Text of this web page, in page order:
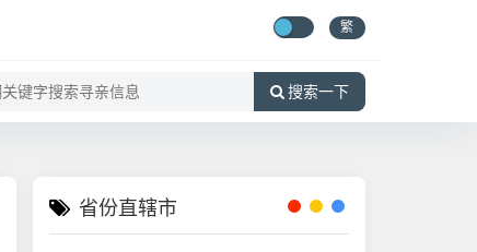
繁
搜索一下
省份直辖市